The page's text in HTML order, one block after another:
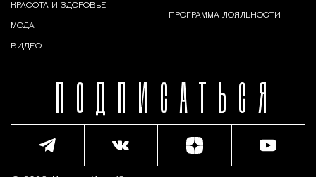
ПОДПИСАТЬСЯ
КРАСОТА И ЗДОРОВЬЕ
МОДА
ВИДЕО
ПРОГРАММА ЛОЯЛЬНОСТИ